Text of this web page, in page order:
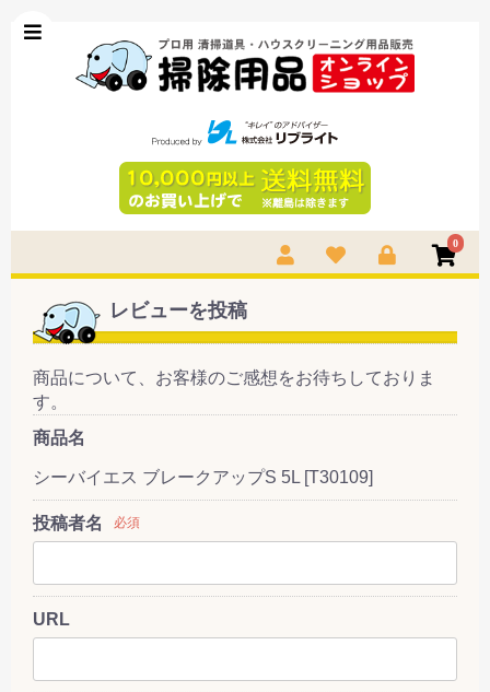
0
レビューを投稿
商品について、お客様のご感想をお待ちしておりま
す。
商品名
シーバイエス ブレークアップS 5L [T30109]
投稿者名 必須
URL